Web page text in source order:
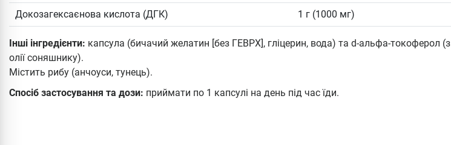
Докозагексаєнова кислота (ДГК) 1 г (1000 мг)
Інші інгредієнти: капсула (бичачий желатин [без ГЕВРХ], гліцерин, вода) та d-альфа-токоферол (з
олії соняшнику).
Містить рибу (анчоуси, тунець).
Спосіб застосування та дози: приймати по 1 капсулі на день під час їди.